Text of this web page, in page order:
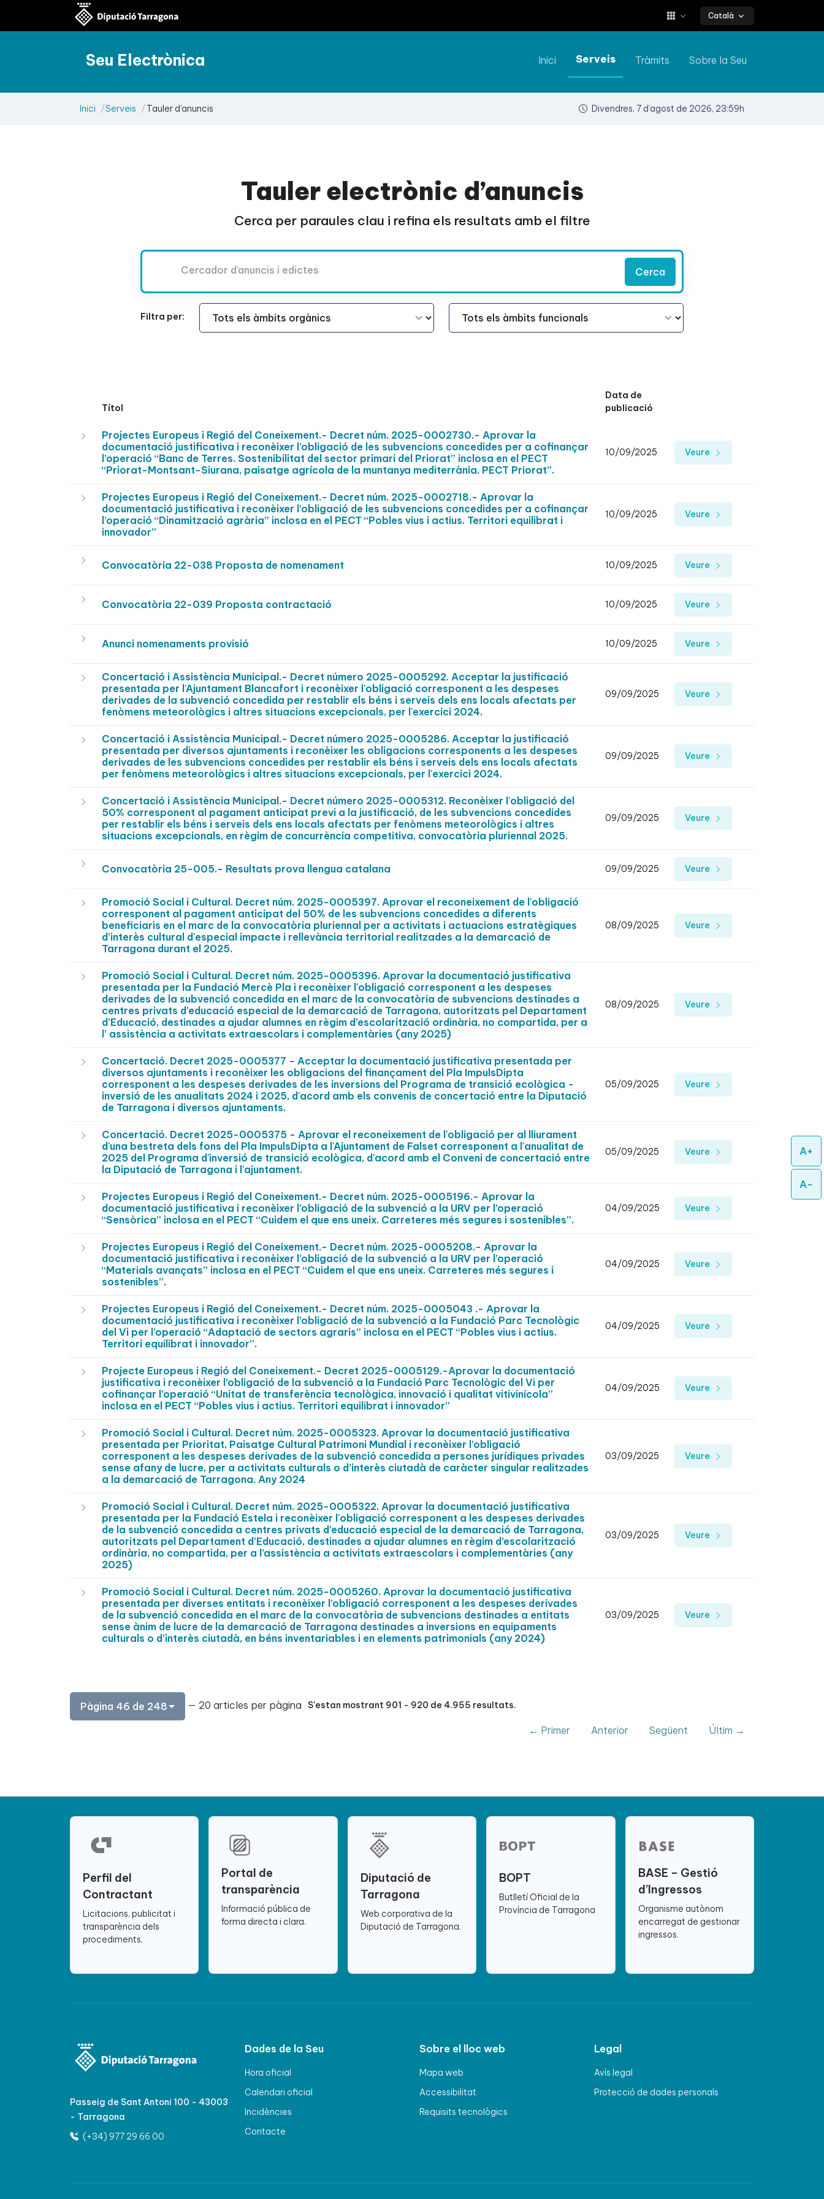
A+
A-
Català
Seu Electrònica Inici Serveis Tràmits Sobre la Seu
Inici Serveis Tauler d'anuncis Divendres, 7 d’agost de 2026, 23:59h
Tauler electrònic d’anuncis
Cerca per paraules clau i refina els resultats amb el filtre
Cerca
Filtra per:
Àmbit Funcional Àmbit Funcional
Títol
Data de
publicació
Projectes Europeus i Regió del Coneixement.- Decret núm. 2025-0002730.- Aprovar la
documentació justificativa i reconèixer l’obligació de les subvencions concedides per a cofinançar
l’operació “Banc de Terres. Sostenibilitat del sector primari del Priorat” inclosa en el PECT
“Priorat-Montsant-Siurana, paisatge agrícola de la muntanya mediterrània. PECT Priorat”.
10/09/2025 Veure
Projectes Europeus i Regió del Coneixement.- Decret núm. 2025-0002718.- Aprovar la
documentació justificativa i reconèixer l’obligació de les subvencions concedides per a cofinançar
l’operació “Dinamització agrària” inclosa en el PECT “Pobles vius i actius. Territori equilibrat i
innovador”
10/09/2025 Veure
Convocatòria 22-038 Proposta de nomenament 10/09/2025 Veure
Convocatòria 22-039 Proposta contractació 10/09/2025 Veure
Anunci nomenaments provisió 10/09/2025 Veure
Concertació i Assistència Municipal.- Decret número 2025-0005292. Acceptar la justificació
presentada per l'Ajuntament Blancafort i reconèixer l'obligació corresponent a les despeses
derivades de la subvenció concedida per restablir els béns i serveis dels ens locals afectats per
fenòmens meteorològics i altres situacions excepcionals, per l'exercici 2024.
09/09/2025 Veure
Concertació i Assistència Municipal.- Decret número 2025-0005286. Acceptar la justificació
presentada per diversos ajuntaments i reconèixer les obligacions corresponents a les despeses
derivades de les subvencions concedides per restablir els béns i serveis dels ens locals afectats
per fenòmens meteorològics i altres situacions excepcionals, per l'exercici 2024.
09/09/2025 Veure
Concertació i Assistència Municipal.- Decret número 2025-0005312. Reconèixer l'obligació del
50% corresponent al pagament anticipat previ a la justificació, de les subvencions concedides
per restablir els béns i serveis dels ens locals afectats per fenòmens meteorològics i altres
situacions excepcionals, en règim de concurrència competitiva, convocatòria pluriennal 2025.
09/09/2025 Veure
Convocatòria 25-005.- Resultats prova llengua catalana 09/09/2025 Veure
Promoció Social i Cultural. Decret núm. 2025-0005397. Aprovar el reconeixement de l'obligació
corresponent al pagament anticipat del 50% de les subvencions concedides a diferents
beneficiaris en el marc de la convocatòria pluriennal per a activitats i actuacions estratègiques
d’interès cultural d'especial impacte i rellevància territorial realitzades a la demarcació de
Tarragona durant el 2025.
08/09/2025 Veure
Promoció Social i Cultural. Decret núm. 2025-0005396. Aprovar la documentació justificativa
presentada per la Fundació Mercè Pla i reconèixer l'obligació corresponent a les despeses
derivades de la subvenció concedida en el marc de la convocatòria de subvencions destinades a
centres privats d’educació especial de la demarcació de Tarragona, autoritzats pel Departament
d’Educació, destinades a ajudar alumnes en règim d’escolarització ordinària, no compartida, per a
l’ assistència a activitats extraescolars i complementàries (any 2025)
08/09/2025 Veure
Concertació. Decret 2025-0005377 - Acceptar la documentació justificativa presentada per
diversos ajuntaments i reconèixer les obligacions del finançament del Pla ImpulsDipta
corresponent a les despeses derivades de les inversions del Programa de transició ecològica -
inversió de les anualitats 2024 i 2025, d'acord amb els convenis de concertació entre la Diputació
de Tarragona i diversos ajuntaments.
05/09/2025 Veure
Concertació. Decret 2025-0005375 - Aprovar el reconeixement de l'obligació per al lliurament
d'una bestreta dels fons del Pla ImpulsDipta a l'Ajuntament de Falset corresponent a l'anualitat de
2025 del Programa d'inversió de transició ecològica, d'acord amb el Conveni de concertació entre
la Diputació de Tarragona i l'ajuntament.
05/09/2025 Veure
Projectes Europeus i Regió del Coneixement.- Decret núm. 2025-0005196.- Aprovar la
documentació justificativa i reconèixer l’obligació de la subvenció a la URV per l’operació
“Sensòrica” inclosa en el PECT “Cuidem el que ens uneix. Carreteres més segures i sostenibles”.
04/09/2025 Veure
Projectes Europeus i Regió del Coneixement.- Decret núm. 2025-0005208.- Aprovar la
documentació justificativa i reconèixer l’obligació de la subvenció a la URV per l’operació
“Materials avançats” inclosa en el PECT “Cuidem el que ens uneix. Carreteres més segures i
sostenibles”.
04/09/2025 Veure
Projectes Europeus i Regió del Coneixement.- Decret núm. 2025-0005043 .- Aprovar la
documentació justificativa i reconèixer l’obligació de la subvenció a la Fundació Parc Tecnològic
del Vi per l’operació “Adaptació de sectors agraris” inclosa en el PECT “Pobles vius i actius.
Territori equilibrat i innovador”.
04/09/2025 Veure
Projecte Europeus i Regió del Coneixement.- Decret 2025-0005129.-Aprovar la documentació
justificativa i reconèixer l’obligació de la subvenció a la Fundació Parc Tecnològic del Vi per
cofinançar l’operació “Unitat de transferència tecnològica, innovació i qualitat vitivinícola”
inclosa en el PECT “Pobles vius i actius. Territori equilibrat i innovador”
04/09/2025 Veure
Promoció Social i Cultural. Decret núm. 2025-0005323. Aprovar la documentació justificativa
presentada per Prioritat, Paisatge Cultural Patrimoni Mundial i reconèixer l’obligació
corresponent a les despeses derivades de la subvenció concedida a persones jurídiques privades
sense afany de lucre, per a activitats culturals o d’interès ciutadà de caràcter singular realitzades
a la demarcació de Tarragona. Any 2024
03/09/2025 Veure
Promoció Social i Cultural. Decret núm. 2025-0005322. Aprovar la documentació justificativa
presentada per la Fundació Estela i reconèixer l'obligació corresponent a les despeses derivades
de la subvenció concedida a centres privats d’educació especial de la demarcació de Tarragona,
autoritzats pel Departament d’Educació, destinades a ajudar alumnes en règim d’escolarització
ordinària, no compartida, per a l’assistència a activitats extraescolars i complementàries (any
2025)
03/09/2025 Veure
Promoció Social i Cultural. Decret núm. 2025-0005260. Aprovar la documentació justificativa
presentada per diverses entitats i reconèixer l’obligació corresponent a les despeses derivades
de la subvenció concedida en el marc de la convocatòria de subvencions destinades a entitats
sense ànim de lucre de la demarcació de Tarragona destinades a inversions en equipaments
culturals o d’interès ciutadà, en béns inventariables i en elements patrimonials (any 2024)
03/09/2025 Veure
Pàgina 46 de 248 — 20 articles per pàgina S'estan mostrant 901 - 920 de 4.955 resultats.
← Primer Anterior Següent Últim →
Perfil del
Contractant
Licitacions, publicitat i
transparència dels
procediments.
Portal de
transparència
Informació pública de
forma directa i clara.
Diputació de
Tarragona
Web corporativa de la
Diputació de Tarragona.
BOPT
Butlletí Oficial de la
Província de Tarragona
BASE – Gestió
d’Ingressos
Organisme autònom
encarregat de gestionar
ingressos.
Passeig de Sant Antoni 100 - 43003
- Tarragona
(+34) 977 29 66 00
Dades de la Seu
Hora oficial
Calendari oficial
Incidències
Contacte
Sobre el lloc web
Mapa web
Accessibilitat
Requisits tecnològics
Legal
Avís legal
Protecció de dades personals